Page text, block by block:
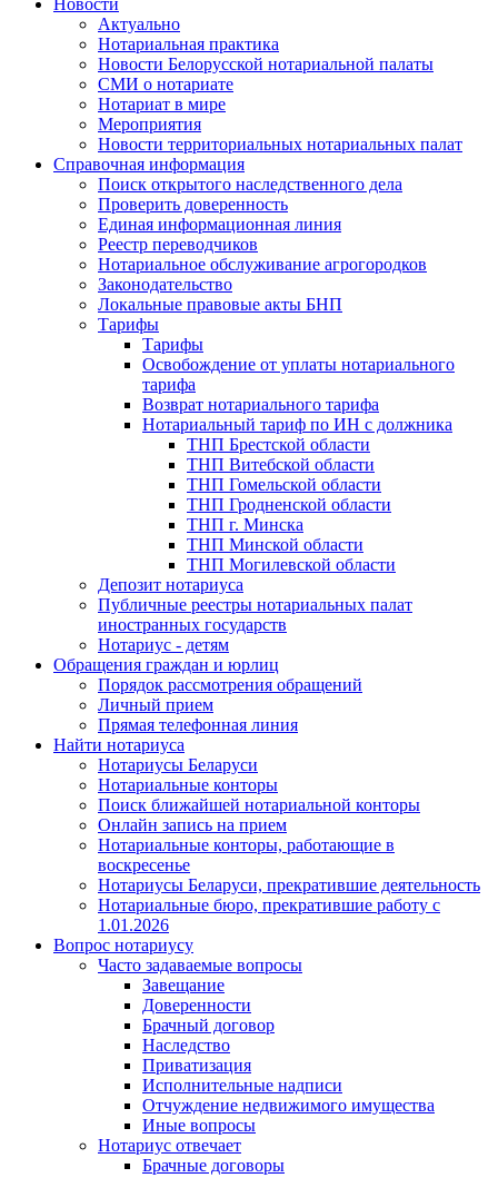
Новости
Актуально
Нотариальная практика
Новости Белорусской нотариальной палаты
СМИ о нотариате
Нотариат в мире
Мероприятия
Новости территориальных нотариальных палат
Справочная информация
Поиск открытого наследственного дела
Проверить доверенность
Единая информационная линия
Реестр переводчиков
Нотариальное обслуживание агрогородков
Законодательство
Локальные правовые акты БНП
Тарифы
Тарифы
Освобождение от уплаты нотариального
тарифа
Возврат нотариального тарифа
Нотариальный тариф по ИН с должника
ТНП Брестской области
ТНП Витебской области
ТНП Гомельской области
ТНП Гродненской области
ТНП г. Минска
ТНП Минской области
ТНП Могилевской области
Депозит нотариуса
Публичные реестры нотариальных палат
иностранных государств
Нотариус - детям
Обращения граждан и юрлиц
Порядок рассмотрения обращений
Личный прием
Прямая телефонная линия
Найти нотариуса
Нотариусы Беларуси
Нотариальные конторы
Поиск ближайшей нотариальной конторы
Онлайн запись на прием
Нотариальные конторы, работающие в
воскресенье
Нотариусы Беларуси, прекратившие деятельность
Нотариальные бюро, прекратившие работу с
1.01.2026
Вопрос нотариусу
Часто задаваемые вопросы
Завещание
Доверенности
Брачный договор
Наследство
Приватизация
Исполнительные надписи
Отчуждение недвижимого имущества
Иные вопросы
Нотариус отвечает
Брачные договоры